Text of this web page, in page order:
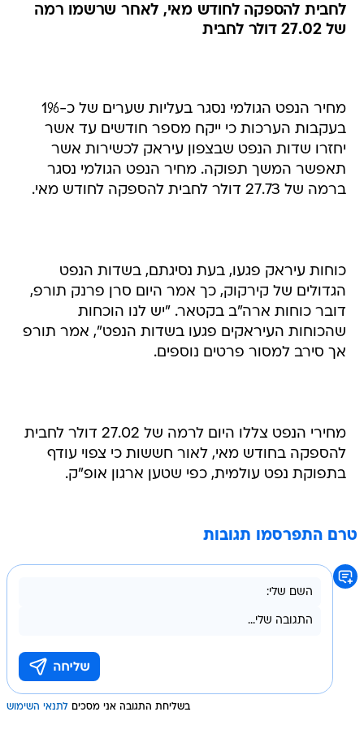
לחבית להספקה לחודש מאי, לאחר שרשמו רמה
של 27.02 דולר לחבית
מחיר הנפט הגולמי נסגר בעליות שערים של כ-1%
בעקבות הערכות כי ייקח מספר חודשים עד אשר
יחזרו שדות הנפט שבצפון עיראק לכשירות אשר
תאפשר המשך תפוקה. מחיר הנפט הגולמי נסגר
ברמה של 27.73 דולר לחבית להספקה לחודש מאי.
כוחות עיראק פגעו, בעת נסיגתם, בשדות הנפט
הגדולים של קירקוק, כך אמר היום סרן פרנק תורפ,
דובר כוחות ארה"ב בקטאר. "יש לנו הוכחות
שהכוחות העיראקים פגעו בשדות הנפט", אמר תורפ
אך סירב למסור פרטים נוספים.
מחירי הנפט צללו היום לרמה של 27.02 דולר לחבית
להספקה בחודש מאי, לאור חששות כי צפוי עודף
בתפוקת נפט עולמית, כפי שטען ארגון אופ"ק.
טרם התפרסמו תגובות
בשליחת התגובה אני מסכים לתנאי השימוש